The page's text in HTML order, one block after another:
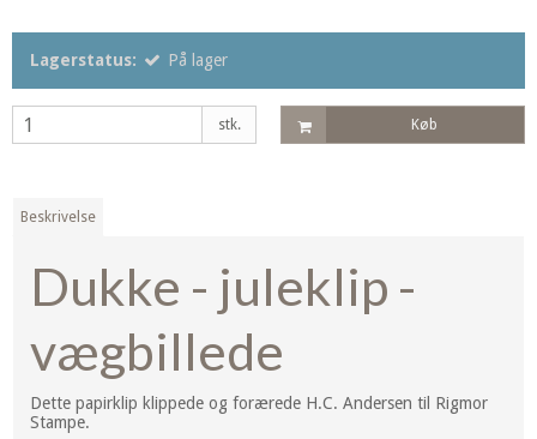
Lagerstatus: På lager
stk. Køb
Beskrivelse
Dukke - juleklip -
vægbillede
Dette papirklip klippede og forærede H.C. Andersen til Rigmor
Stampe.